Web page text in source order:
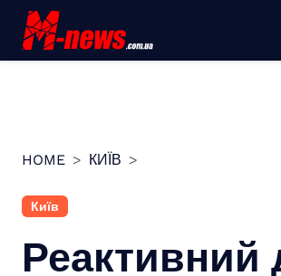
Перейти
вмісту
HOME КИЇВ
Київ
Реактивний